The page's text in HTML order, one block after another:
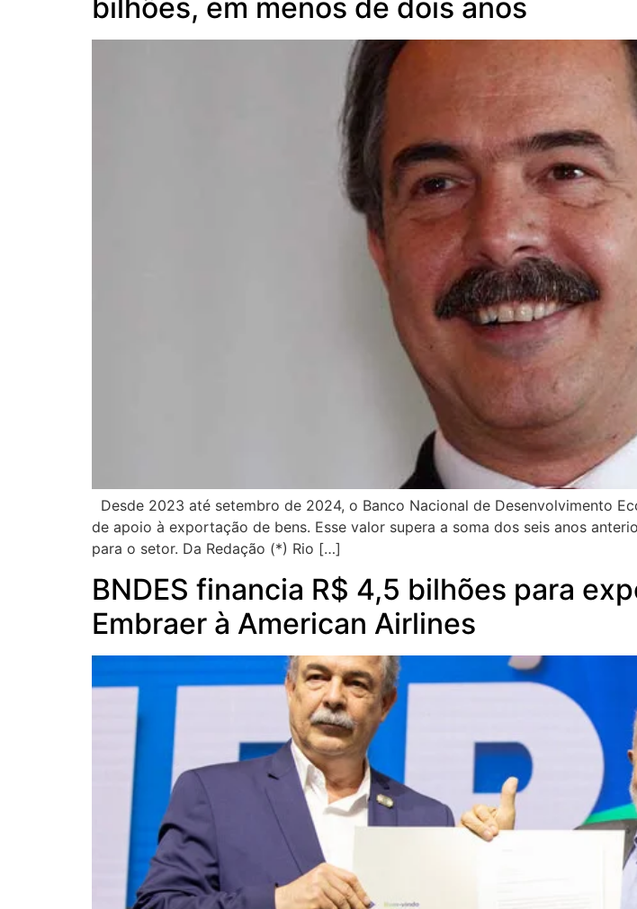
bilhões, em menos de dois anos
Desde 2023 até setembro de 2024, o Banco Nacional de Desenvolvimento
de apoio à exportação de bens. Esse valor supera a soma dos seis anos
para o setor. Da Redação (*) Rio […]
BNDES financia R$ 4,5 bilhões para
Embraer à American Airlines